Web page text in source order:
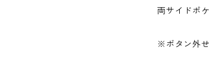
両サイドポ
※ボタン外せ